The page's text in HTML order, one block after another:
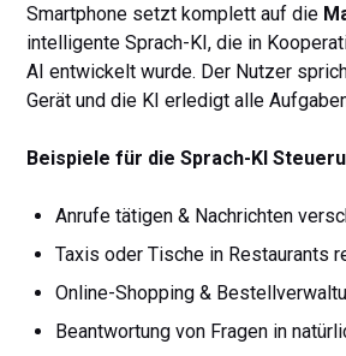
Smartphone setzt komplett auf die
intelligente Sprach-KI, die in
AI entwickelt wurde. Der Nutzer
Gerät und die KI erledigt alle
Beispiele für die Sprach-KI
Anrufe tätigen & Nachrichten
Taxis oder Tische in Restaurants
Online-Shopping &
Beantwortung von Fragen in